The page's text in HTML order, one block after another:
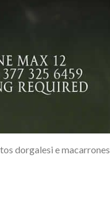
dorgalesi e macarrones